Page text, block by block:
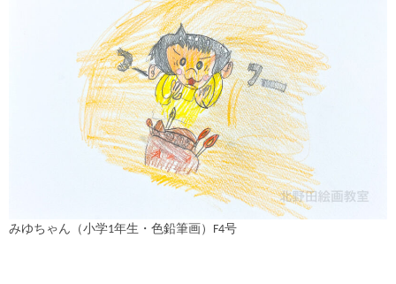
みゆちゃん（小学1年生・色鉛筆画）F4号